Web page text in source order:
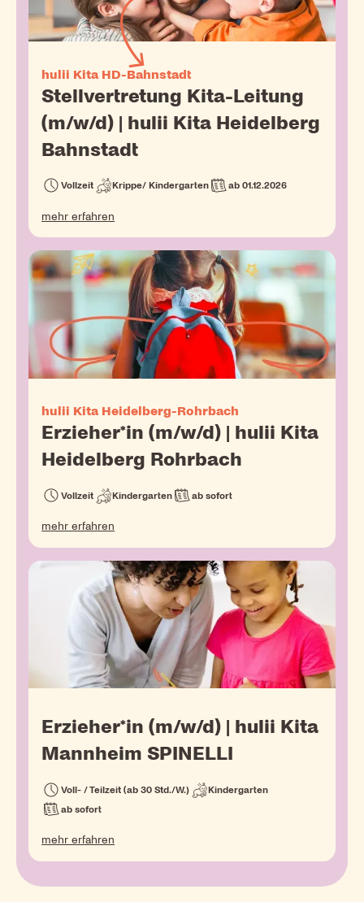
hulii Kita HD-Bahnstadt
Stellvertretung Kita-Leitung
(m/w/d) | hulii Kita Heidelberg
Bahnstadt
Vollzeit Krippe/ Kindergarten ab 01.12.2026
mehr erfahren
hulii Kita Heidelberg-Rohrbach
Erzieher*in (m/w/d) | hulii Kita
Heidelberg Rohrbach
Vollzeit Kindergarten ab sofort
mehr erfahren
Erzieher*in (m/w/d) | hulii Kita
Mannheim SPINELLI
Voll- / Teilzeit (ab 30 Std./W.)
Kindergarten
ab sofort
mehr erfahren